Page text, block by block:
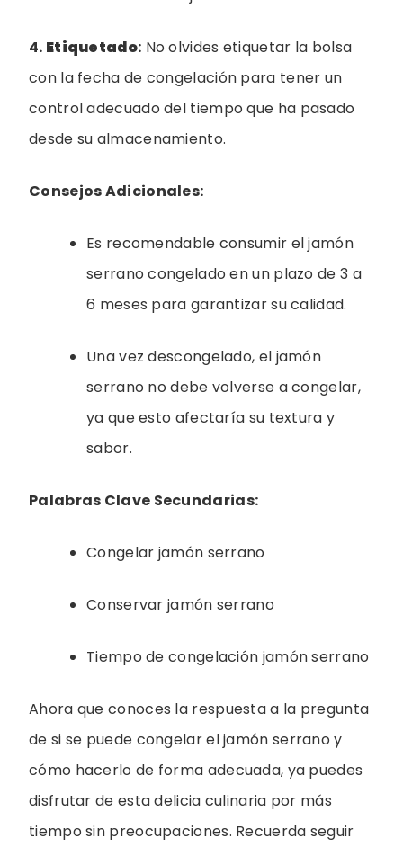
4. Etiquetado: No olvides etiquetar la bolsa
con la fecha de congelación para tener un
control adecuado del tiempo que ha pasado
desde su almacenamiento.
Consejos Adicionales:
Es recomendable consumir el jamón
serrano congelado en un plazo de 3 a
6 meses para garantizar su calidad.
Una vez descongelado, el jamón
serrano no debe volverse a congelar,
ya que esto afectaría su textura y
sabor.
Palabras Clave Secundarias:
Congelar jamón serrano
Conservar jamón serrano
Tiempo de congelación jamón serrano
Ahora que conoces la respuesta a la pregunta
de si se puede congelar el jamón serrano y
cómo hacerlo de forma adecuada, ya puedes
disfrutar de esta delicia culinaria por más
tiempo sin preocupaciones. Recuerda seguir